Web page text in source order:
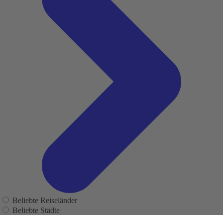
Beliebte Reiseländer
Beliebte Städte